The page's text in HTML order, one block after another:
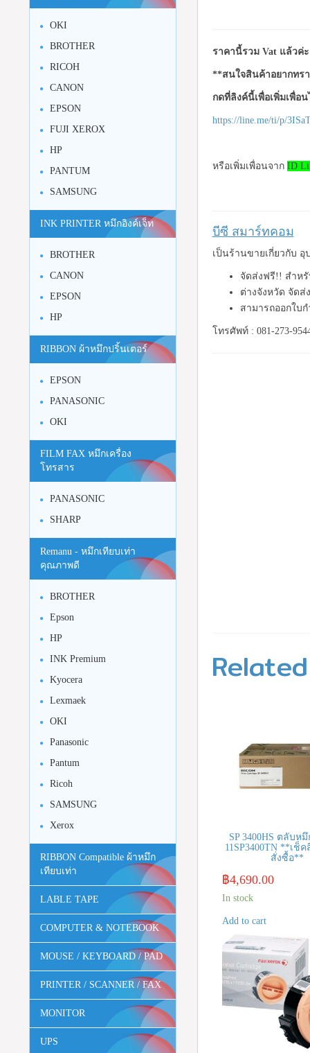
ราคานี้รวม Vat แล้วค่ะ
**สนใจสินค้าอยากทร
กดที่ลิงค์นี้เพื่อเพิ่มเพื่อ
https://line.me/ti/p/
หรือเพิ่มเพื่อนจาก ID
บีซี สมาร์ทคอม
เป็นร้านขายเกี่ยวกับ
จัดส่งฟรี!! สำห
ต่างจังหวัด จัดส่
สามารถออกใบ
โทรศัพท์ : 081-273-
SP 3400HS ตลับหมึ
11SP3400TN **เช็
สั่งซื้อ**
฿4,690.00
In stock
Add to cart
OKI
BROTHER
RICOH
CANON
EPSON
FUJI XEROX
HP
PANTUM
SAMSUNG
INK PRINTER หมึกอิงค์เจ็ท
BROTHER
CANON
EPSON
HP
RIBBON ผ้าหมึกปริ้นเตอร์
EPSON
PANASONIC
OKI
FILM FAX หมึกเครื่อง
โทรสาร
PANASONIC
SHARP
Remanu - หมึกเทียบเท่า
คุณภาพดี
BROTHER
Epson
HP
INK Premium
Kyocera
Lexmaek
OKI
Panasonic
Pantum
Ricoh
SAMSUNG
Xerox
RIBBON Compatible ผ้าหมึก
เทียบเท่า
LABLE TAPE
COMPUTER & NOTEBOOK
MOUSE / KEYBOARD / PAD
PRINTER / SCANNER / FAX
MONITOR
UPS